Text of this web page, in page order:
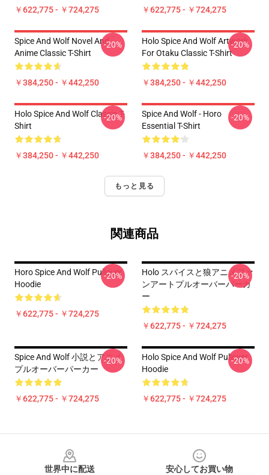
￥622,775 - ￥724,275 ￥622,775 - ￥724,275
Spice And Wolf Novel And
Anime Classic T-Shirt
￥384,250 - ￥442,250
-20%
Holo Spice And Wolf Artwork
For Otaku Classic T-Shirt
￥384,250 - ￥442,250
-20%
Holo Spice And Wolf Classic T-
Shirt
￥384,250 - ￥442,250
-20%
Spice And Wolf - Horo
Essential T-Shirt
￥384,250 - ￥442,250
-20%
もっと見る
関連商品
Horo Spice And Wolf Pullover
Hoodie
￥622,775 - ￥724,275
-20%
Holo スパイスと狼アニメファ
ンアートプルオーバーパーカ
ー
￥622,775 - ￥724,275
-20%
Spice And Wolf 小説とアニメ
プルオーバーパーカー
￥622,775 - ￥724,275
-20%
Holo Spice And Wolf Pullover
Hoodie
￥622,775 - ￥724,275
-20%
世界中に配送
安心してお買い物